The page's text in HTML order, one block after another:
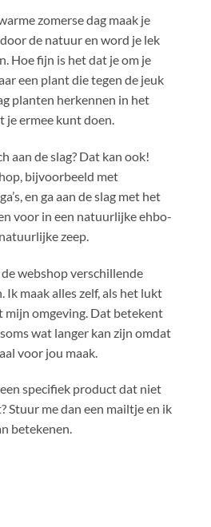
zomerse dag maak je
de natuur en word je lek
Hoe fijn is het dat je om je
een plant die tegen de jeuk
planten herkennen in het
je ermee kunt doen.
aan de slag? Dat kan ook!
bijvoorbeeld met
en ga aan de slag met het
voor in een natuurlijke ehbo-
zeep.
webshop verschillende
maak alles zelf, als het lukt
mijn omgeving. Dat betekent
wat langer kan zijn omdat
voor jou maak.
specifiek product dat niet
Stuur me dan een mailtje en ik
betekenen.